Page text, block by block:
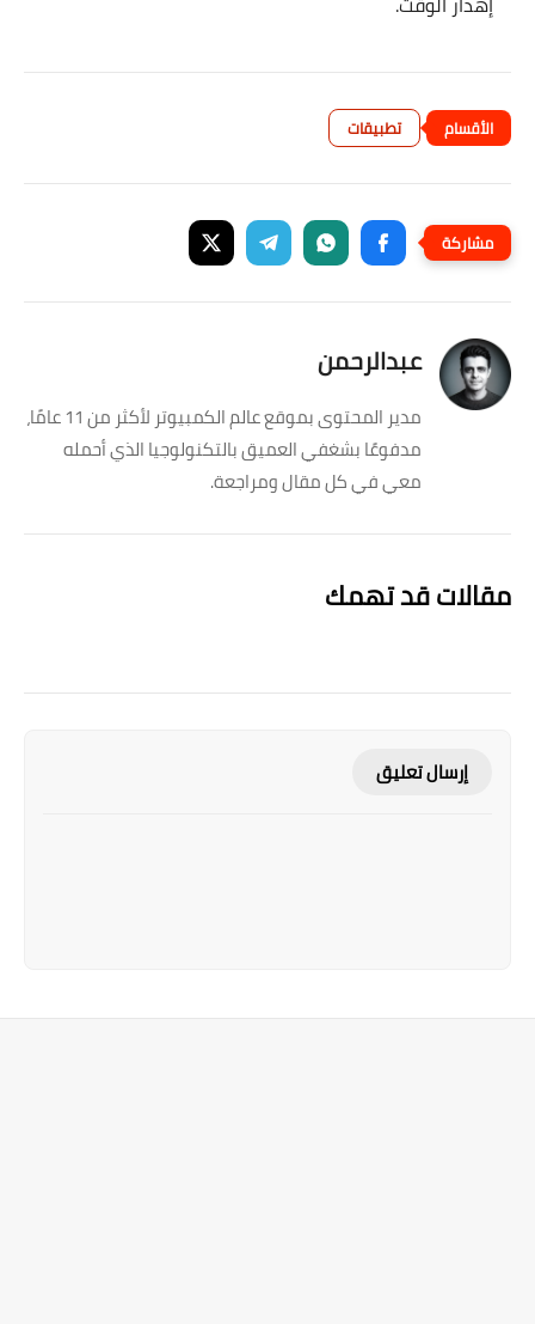
تطبيقات
عبدالرحمن
مدير المحتوى بموقع عالم الكمبيوتر لأكثر من 11 عامًا،
مدفوعًا بشغفي العميق بالتكنولوجيا الذي أحمله
معي في كل مقال ومراجعة.
مقالات قد تهمك
إرسال تعليق